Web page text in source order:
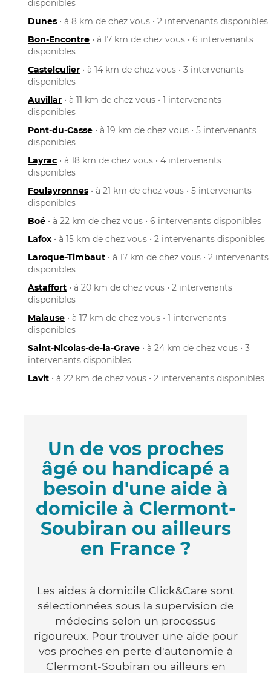
disponibles
Dunes • à 8 km de chez vous • 2 intervenants disponibles
Bon-Encontre • à 17 km de chez vous • 6 intervenants
disponibles
Castelculier • à 14 km de chez vous • 3 intervenants
disponibles
Auvillar • à 11 km de chez vous • 1 intervenants
disponibles
Pont-du-Casse • à 19 km de chez vous • 5 intervenants
disponibles
Layrac • à 18 km de chez vous • 4 intervenants
disponibles
Foulayronnes • à 21 km de chez vous • 5 intervenants
disponibles
Boé • à 22 km de chez vous • 6 intervenants disponibles
Lafox • à 15 km de chez vous • 2 intervenants disponibles
Laroque-Timbaut • à 17 km de chez vous • 2 intervenants
disponibles
Astaffort • à 20 km de chez vous • 2 intervenants
disponibles
Malause • à 17 km de chez vous • 1 intervenants
disponibles
Saint-Nicolas-de-la-Grave • à 24 km de chez vous • 3
intervenants disponibles
Lavit • à 22 km de chez vous • 2 intervenants disponibles
Un de vos proches
âgé ou handicapé a
besoin d'une aide à
domicile à Clermont-
Soubiran ou ailleurs
en France ?
Les aides à domicile Click&Care sont
sélectionnées sous la supervision de
médecins selon un processus
rigoureux. Pour trouver une aide pour
vos proches en perte d'autonomie à
Clermont-Soubiran ou ailleurs en